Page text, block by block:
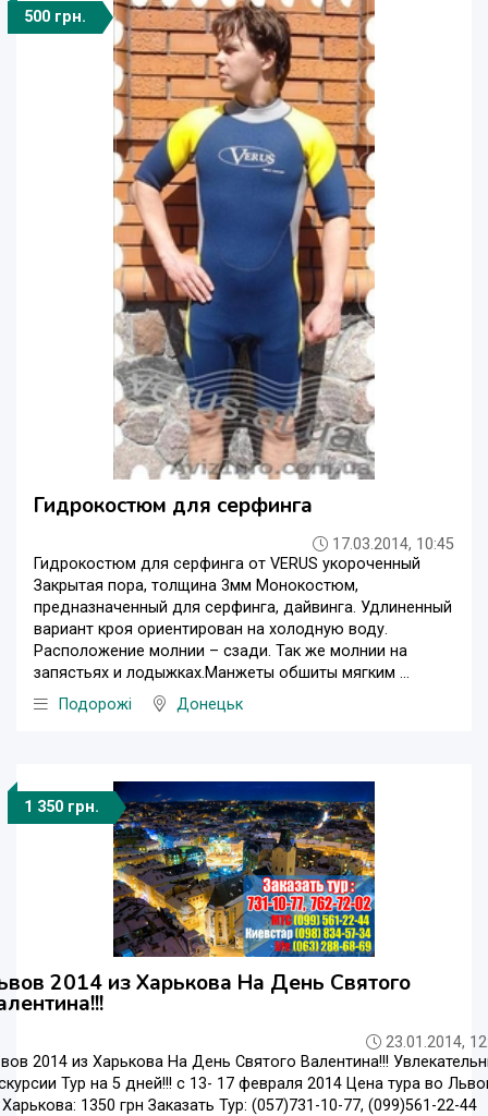
500 грн.
Гидрокостюм для серфинга
17.03.2014, 10:45
Гидрокостюм для серфинга от VERUS укороченный
Закрытая пора, толщина 3мм Монокостюм,
предназначенный для серфинга, дайвинга. Удлиненный
вариант кроя ориентирован на холодную воду.
Расположение молнии – сзади. Так же молнии на
запястьях и лодыжках.Манжеты обшиты мягким ...
Подорожі
Донецьк
1 350 грн.
2014 из Харькова На День Святого
23.01.2014,
2014 из Харькова На День Святого Валентина!!!
Тур на 5 дней!!! с 13- 17 февраля 2014 Цена тура во
1350 грн Заказать Тур: (057)731-10-77, (099)561-22-44